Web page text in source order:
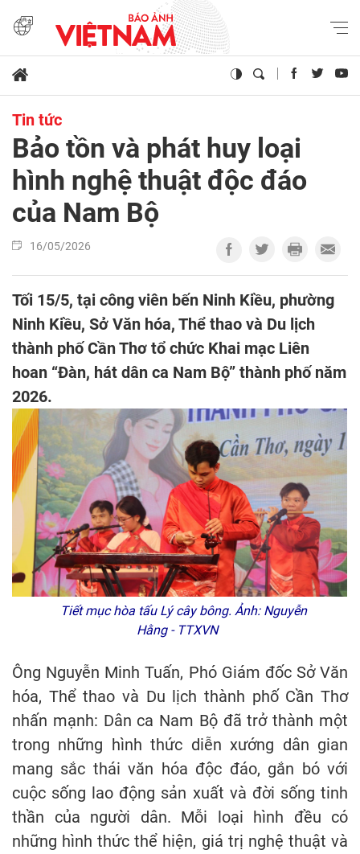
Tin tức
Bảo tồn và phát huy loại
hình nghệ thuật độc đáo
của Nam Bộ
16/05/2026
Tối 15/5, tại công viên bến Ninh Kiều, phường
Ninh Kiều, Sở Văn hóa, Thể thao và Du lịch
thành phố Cần Thơ tổ chức Khai mạc Liên
hoan “Đàn, hát dân ca Nam Bộ” thành phố năm
2026.
Tiết mục hòa tấu Lý cây bông. Ảnh: Nguyễn
Hằng - TTXVN
Ông Nguyễn Minh Tuấn, Phó Giám đốc Sở Văn
hóa, Thể thao và Du lịch thành phố Cần Thơ
nhấn mạnh: Dân ca Nam Bộ đã trở thành một
trong những hình thức diễn xướng dân gian
mang sắc thái văn hóa độc đáo, gắn bó với
cuộc sống lao động sản xuất và đời sống tinh
thần của người dân. Mỗi loại hình đều có
những hình thức thể hiện, giá trị nghệ thuật và